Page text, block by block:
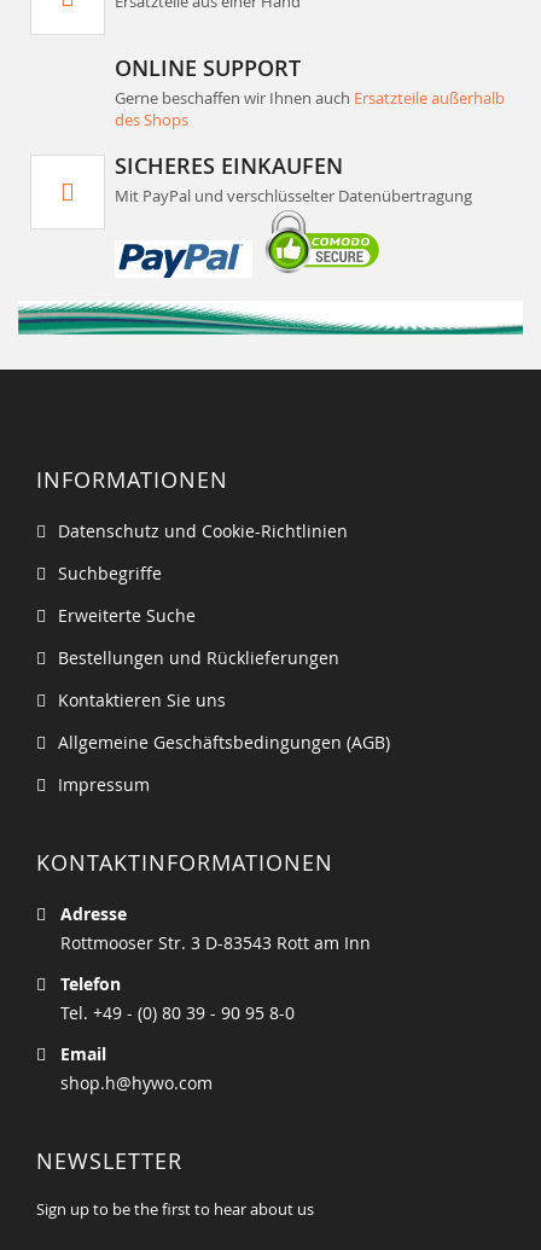
ONLINE SUPPORT
Gerne beschaffen wir Ihnen auch Ersatzteile außerhalb
des Shops
SICHERES EINKAUFEN
Mit PayPal und verschlüsselter Datenübertragung
INFORMATIONEN
Datenschutz und Cookie-Richtlinien
Suchbegriffe
Erweiterte Suche
Bestellungen und Rücklieferungen
Kontaktieren Sie uns
Allgemeine Geschäftsbedingungen (AGB)
Impressum
KONTAKTINFORMATIONEN
Adresse
Rottmooser Str. 3 D-83543 Rott am Inn
Telefon
Tel. +49 - (0) 80 39 - 90 95 8-0
Email
shop.h@hywo.com
NEWSLETTER
Sign up to be the first to hear about us